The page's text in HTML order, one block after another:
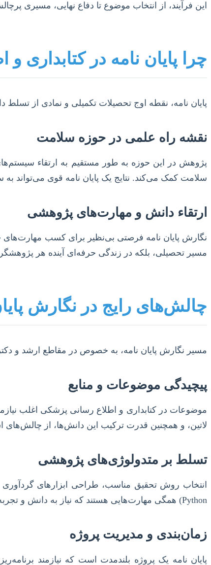
این فرآیند، از انتخاب موضوع تا دفاع نهایی، مسیری
چرا پایان نامه در
پایان نامه، نقطه اوج تحصیلات تکمیلی و نمادی از
نقشه راه علمی در حوزه سلامت
پژوهش در این حوزه به طور مستقیم به ارتقاء
سلامت کمک می‌کند. نتایج یک پایان نامه قوی می‌تواند
ارتقاء دانش و مهارت‌های پژوهشی
نگارش پایان نامه فرصتی بی‌نظیر برای کسب مهارت‌های
مسیر تحصیلی، بلکه در زندگی حرفه‌ای آینده هر
چالش‌های رایج در نگارش
مسیر نگارش پایان نامه، به خصوص در مقاطع ارشد و
پیچیدگی موضوعات و منابع
موضوعات در کتابداری و اطلاع رسانی پزشکی اغلب
لاتین، و همچنین قدرت ترکیب این دانش‌ها، از
تسلط بر متدولوژی‌های پژوهشی
Python) همگی مهارت‌هایی هستند که نیاز به دانش و تجربه دارند.
زمان‌بندی و مدیریت پروژه
پایان نامه یک پروژه بلندمدت است که نیازمند